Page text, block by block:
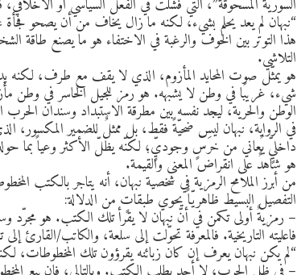
السورية المسحوقة”، التي فشلت في الفعل السياسيّ أو
“نبهان لم يعد يحلم بشيء، لكنه ما زال يخاف من أن يصحو
هذا التوتر بين الخوف والرغبة في الاختفاء هو ما يصنع طاقة
التلاشي.
هو يمثّل صوت المحايد المأزوم، الذي لا يقف مع طرف، لكنه
شيء، غريبًا في وطن لا يشبهه. هو رمز للجيل الخاسر في
الوطن والحرية، ليجد نفسه بين مطرقة الاستبداد وسندان الحرب
في الرواية، نبهان ليس ضحيّةً فقط، بل ممثلٌ للضمير
داخليٍّ يُعاني من خرَسٍ وجوديٍّ؛ لكنّه يظلّ الأكثر وعياً بما
هو شاهدٌ على انقراض المعنى والقيمة.
من أبرز الملامح الرمزية في شخصية نبهان، أنه يتاجر بالكتب
التفصيل البسيط ظاهريّاً يحوي طبقاتٍ من الدلالة:
– رمزيةٌ أولى تكمن في أنّ نبهان لا يقرأ تلك الكتب. هو
فاعليته التاريخية. فالمعرفة تحوّلت إلى سلعة، والكاتب/القارئ
“لم يكن نبهان يعرف إن كان زبائنه يقرؤون تلك المخطوطات،